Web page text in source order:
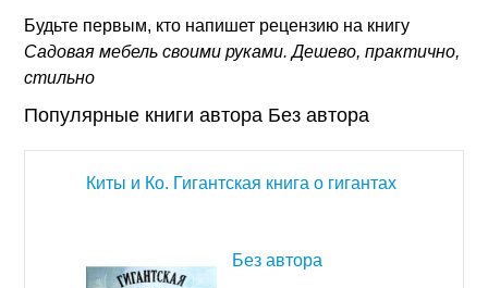
Будьте первым, кто напишет рецензию на книгу
Садовая мебель своими руками. Дешево, практично,
стильно
Популярные книги автора Без автора
Киты и Ко. Гигантская книга о гигантах
Без автора